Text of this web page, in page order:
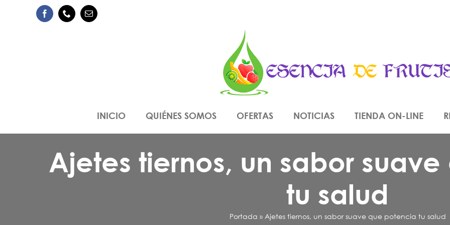
FacebookPhone Correo
electrónico
INICIO QUIÉNES SOMOS OFERTAS NOTICIAS TIENDA ON-LINE
Ajetes tiernos, un sabor
tu salud
Portada » Ajetes tiernos, un sabor suave que potencia tu salud